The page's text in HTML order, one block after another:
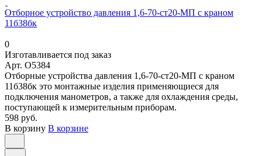
Отборное устройство давления 1,6-70-ст20-МП с краном
11б38бк
0
Изготавливается под заказ
Арт. O5384
Отборные устройства давления 1,6-70-ст20-МП с краном
11б38бк это монтажные изделия применяющиеся для
подключения манометров, а также для охлаждения среды,
поступающей к измерительным приборам.
598 руб.
В корзину В корзине